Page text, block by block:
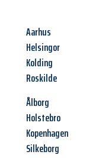
Aarhus
Helsingor
Kolding
Roskilde
Ålborg
Holstebro
Kopenhagen
Silkeborg